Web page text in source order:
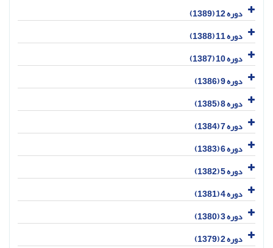
دوره 12 (1389)
دوره 11 (1388)
دوره 10 (1387)
دوره 9 (1386)
دوره 8 (1385)
دوره 7 (1384)
دوره 6 (1383)
دوره 5 (1382)
دوره 4 (1381)
دوره 3 (1380)
دوره 2 (1379)